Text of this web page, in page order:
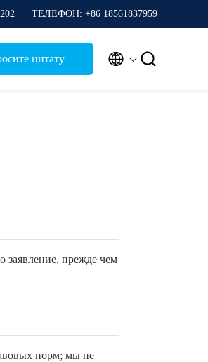
ТЕЛЕФОН: +86 18561837959
цитату  
заявление, прежде чем
норм; мы не